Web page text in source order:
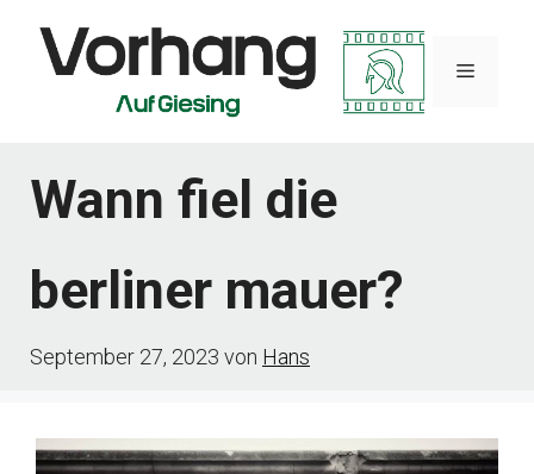
Menü
Wann fiel die
berliner mauer?
September 27, 2023 von Hans